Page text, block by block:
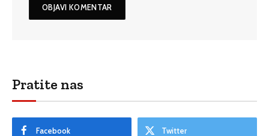
Pratite nas
Facebook Twitter